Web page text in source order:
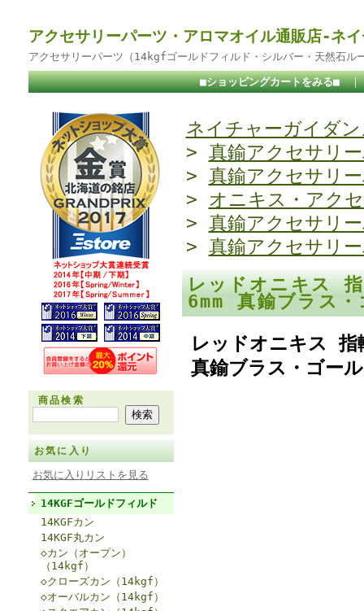
アクセサリーパーツ・アロマオイル通販店-ネ
アクセサリーパーツ（14kgfゴールドフィルド・シルバー・天然石ル
■ショッピングカートをみる■
商品検索
お気に入り
お気に入りリストを見る
14KGFゴールドフィルド
14KGFカン
14KGF丸カン
◇カン（オープン）
（14kgf）
◇クローズカン（14kgf）
◇オーバルカン（14kgf）
ネイチャーガイダン
> 真鍮アクセサリ
> 真鍮アクセサリ
> オニキス・アク
> 真鍮アクセサリ
> 真鍮アクセサリ
レッドオニキス
6mm 真鍮ブラス
レッドオニキス
真鍮ブラス・ゴー